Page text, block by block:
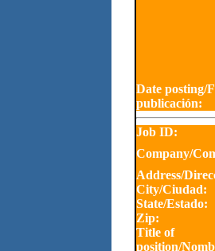
Date posting/
publicación:
Job ID:
Company/
Address/
City/Ciudad:
State/Estado:
Zip:
Title of
position/